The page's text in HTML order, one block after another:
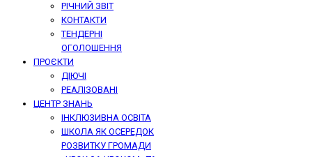
РІЧНИЙ ЗВІТ
КОНТАКТИ
ТЕНДЕРНІ
ОГОЛОШЕННЯ
ПРОЄКТИ
ДІЮЧІ
РЕАЛІЗОВАНІ
ЦЕНТР ЗНАНЬ
ІНКЛЮЗИВНА ОСВІТА
ШКОЛА ЯК ОСЕРЕДОК
РОЗВИТКУ ГРОМАДИ